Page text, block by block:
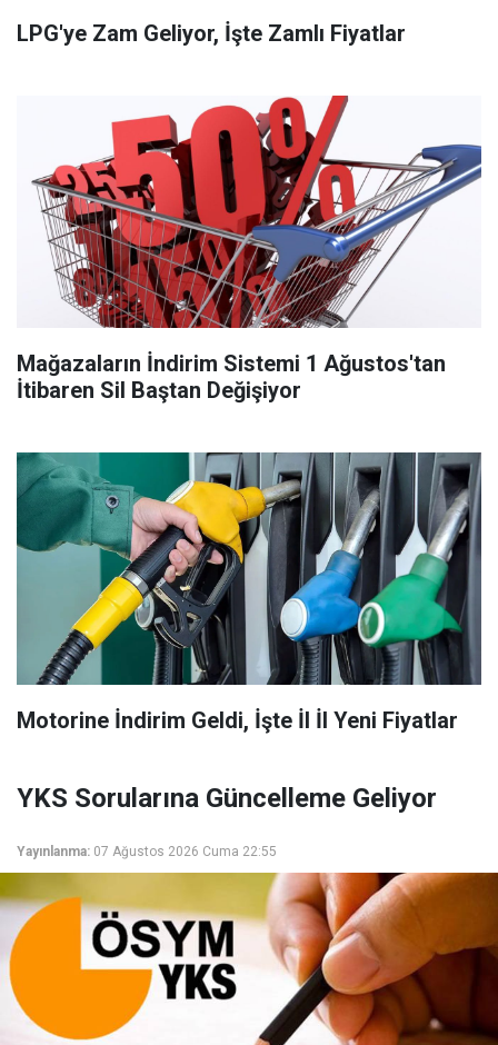
LPG'ye Zam Geliyor, İşte Zamlı Fiyatlar
Mağazaların İndirim Sistemi 1 Ağustos'tan
İtibaren Sil Baştan Değişiyor
Motorine İndirim Geldi, İşte İl İl Yeni Fiyatlar
YKS Sorularına Güncelleme Geliyor
Yayınlanma: 07 Ağustos 2026 Cuma 22:55